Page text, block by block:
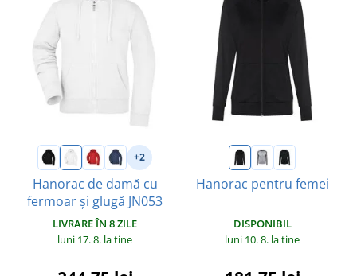
+2
Hanorac de damă cu
fermoar și glugă JN053
LIVRARE ÎN 8 ZILE
luni 17. 8. la tine
Hanorac pentru femei
DISPONIBIL
luni 10. 8. la tine